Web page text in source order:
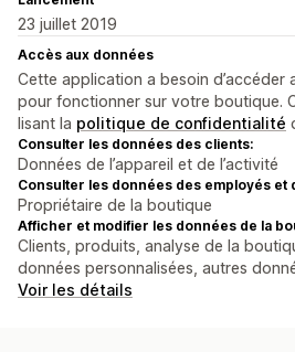
23 juillet 2019
Accès aux données
Cette application a besoin d’accéder
pour fonctionner sur votre boutique.
lisant la politique de confidentialité
Consulter les données des clients:
Données de l’appareil et de l’activité
Consulter les données des employés et
Propriétaire de la boutique
Afficher et modifier les données de la
Clients, produits, analyse de la
données personnalisées, autres
Voir les détails